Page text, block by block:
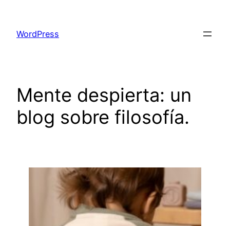
contenido
WordPress
Mente despierta: un
blog sobre filosofía.